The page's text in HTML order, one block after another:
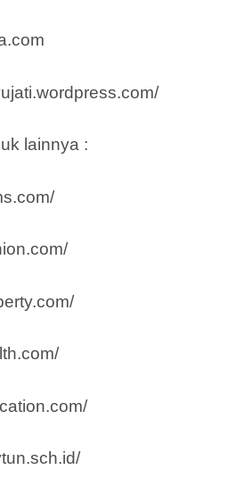
lainnya :